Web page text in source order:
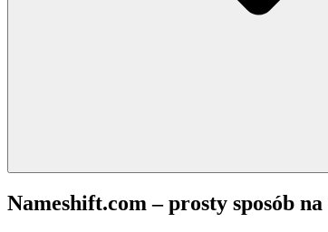
Nameshift.com – prosty sposób